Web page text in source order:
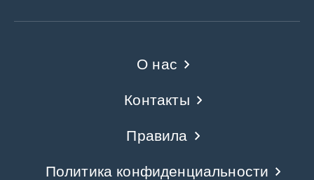
О нас
Контакты
Правила
Политика конфиденциальности